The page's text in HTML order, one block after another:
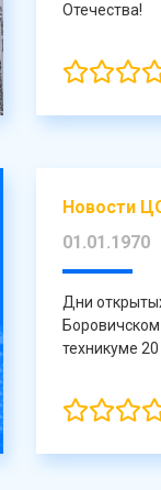
Отечества!
Новости
01.01.1970
Дни
техникуме